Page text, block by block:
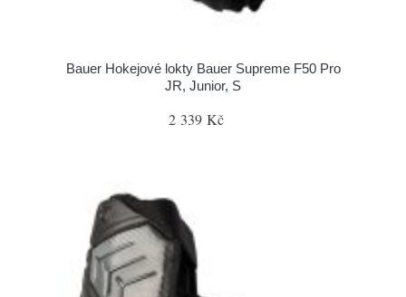
Bauer Hokejové lokty Bauer Supreme F50 Pro
JR, Junior, S
2 339 Kč